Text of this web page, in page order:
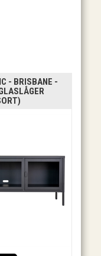
- BRISBANE -